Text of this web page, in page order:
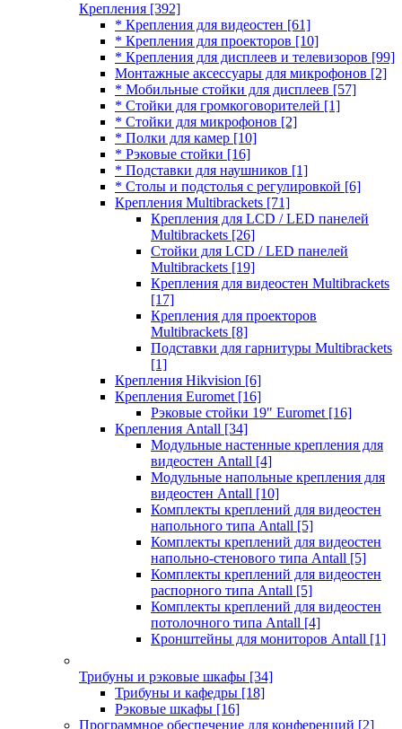
Крепления [392]
* Крепления для видеостен [61]
* Крепления для проекторов [10]
* Крепления для дисплеев и телевизоров [99]
Монтажные аксессуары для микрофонов [2]
* Мобильные стойки для дисплеев [57]
* Стойки для громкоговорителей [1]
* Стойки для микрофонов [2]
* Полки для камер [10]
* Рэковые стойки [16]
* Подставки для наушников [1]
* Столы и подстолья с регулировкой [6]
Крепления Multibrackets [71]
Крепления для LCD / LED панелей
Multibrackets [26]
Стойки для LCD / LED панелей
Multibrackets [19]
Крепления для видеостен Multibrackets
[17]
Крепления для проекторов
Multibrackets [8]
Подставки для гарнитуры Multibrackets
[1]
Крепления Hikvision [6]
Крепления Euromet [16]
Рэковые стойки 19" Euromet [16]
Крепления Antall [34]
Модульные настенные крепления для
видеостен Antall [4]
Модульные напольные крепления для
видеостен Antall [10]
Комплекты креплений для видеостен
напольного типа Antall [5]
Комплекты креплений для видеостен
напольно-стенового типа Antall [5]
Комплекты креплений для видеостен
распорного типа Antall [5]
Комплекты креплений для видеостен
потолочного типа Antall [4]
Кронштейны для мониторов Antall [1]
Трибуны и рэковые шкафы [34]
Трибуны и кафедры [18]
Рэковые шкафы [16]
Программное обеспечение для конференций [2]